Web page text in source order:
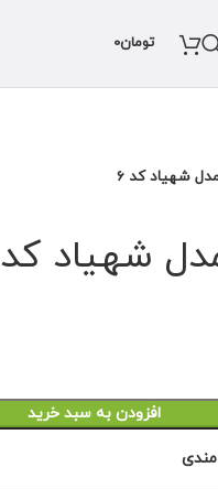
تومان0
شهیاد کد 6
شهیاد کد 6
افزودن به سبد خرید
مندی